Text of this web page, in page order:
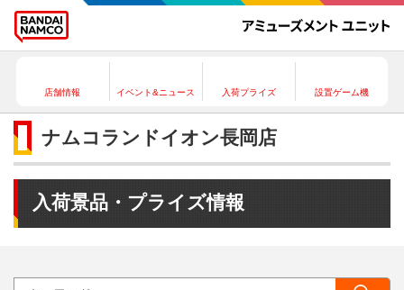
店舗情報 イベント&ニュース 入荷プライズ 設置ゲーム機
ナムコランドイオン長岡店
入荷景品・プライズ情報